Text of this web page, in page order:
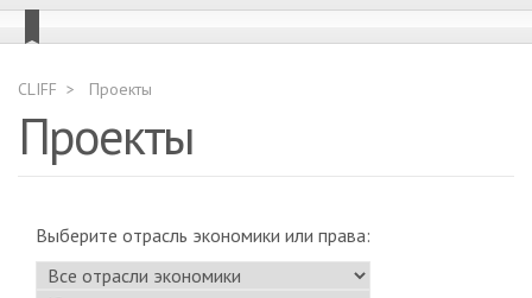
CLIFF Проекты
Проекты
Выберите отрасль экономики или права: